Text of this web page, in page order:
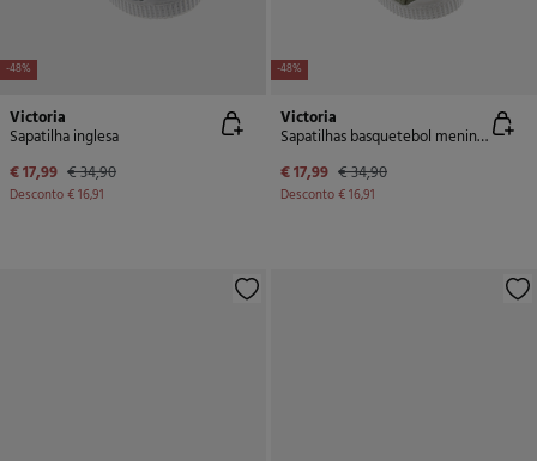
-48%
Victoria
Sapatilha inglesa
€ 17,99 € 34,90
Desconto€ 16,91
-48%
Victoria
Sapatilhas basquetebol meninos
€ 17,99 € 34,90
Desconto€ 16,91